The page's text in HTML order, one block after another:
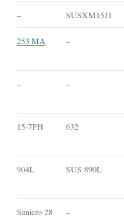
– SUSXM15J1
253 MA –
– –
15-7PH 632
904L SUS 890L
Sanicro 28 –